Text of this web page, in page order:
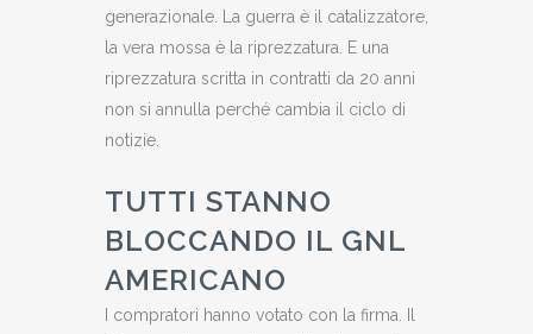
generazionale. La guerra è il catalizzatore,
la vera mossa è la riprezzatura. E una
riprezzatura scritta in contratti da 20 anni
non si annulla perché cambia il ciclo di
notizie.
TUTTI STANNO
BLOCCANDO IL GNL
AMERICANO
I compratori hanno votato con la firma. Il